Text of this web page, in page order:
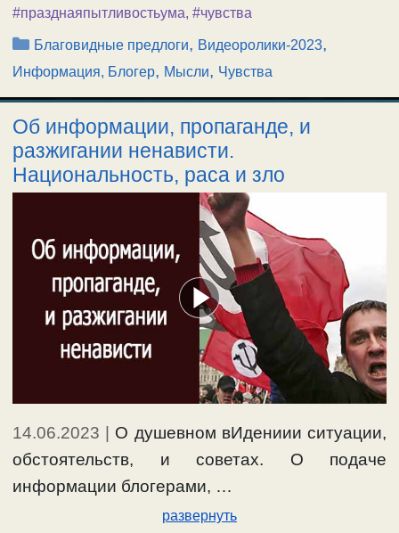
#празднаяпытливостьума, #чувства
Рубрики
Благовидные предлоги, Видеоролики-2023,
Информация, Блогер, Мысли, Чувства
Об информации, пропаганде, и
разжигании ненависти.
Национальность, раса и зло
14.06.2023
О душевном вИдениии ситуации,
обстоятельств, и советах. О подаче
информации блогерами, …
развернуть